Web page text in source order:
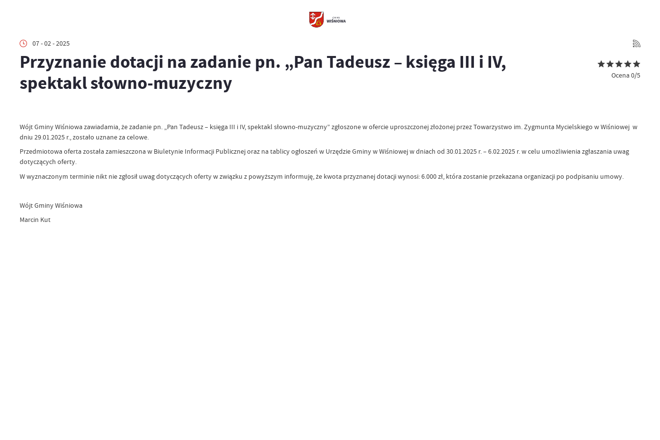
07 - 02 - 2025
Przyznanie dotacji na zadanie pn. „Pan Tadeusz – księga III i IV,
spektakl słowno-muzyczny
Ocena 0/5
Wójt Gminy Wiśniowa zawiadamia, że zadanie pn. „Pan Tadeusz – księga III i IV, spektakl słowno-muzyczny” zgłoszone w ofercie uproszczonej złożonej przez Towarzystwo im. Zygmunta Mycielskiego w Wiśniowej w
dniu 29.01.2025 r., zostało uznane za celowe.
Przedmiotowa oferta została zamieszczona w Biuletynie Informacji Publicznej oraz na tablicy ogłoszeń w Urzędzie Gminy w Wiśniowej w dniach od 30.01.2025 r. – 6.02.2025 r. w celu umożliwienia zgłaszania uwag
dotyczących oferty.
W wyznaczonym terminie nikt nie zgłosił uwag dotyczących oferty w związku z powyższym informuję, że kwota przyznanej dotacji wynosi: 6.000 zł, która zostanie przekazana organizacji po podpisaniu umowy.
Wójt Gminy Wiśniowa
Marcin Kut